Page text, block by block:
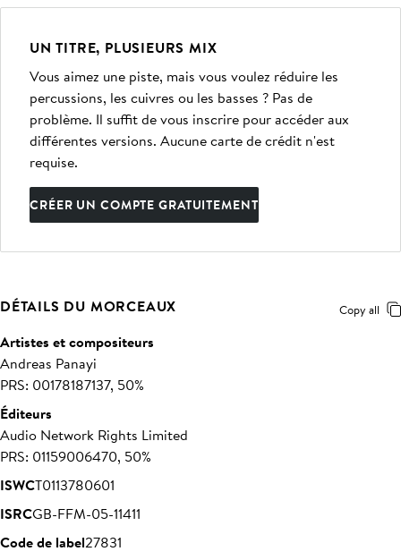
UN TITRE, PLUSIEURS MIX
Vous aimez une piste, mais vous voulez réduire les
percussions, les cuivres ou les basses ? Pas de
problème. Il suffit de vous inscrire pour accéder aux
différentes versions. Aucune carte de crédit n'est
requise.
CRÉER UN COMPTE GRATUITEMENT
DÉTAILS DU MORCEAUX Copy all
Artistes et compositeurs
Andreas Panayi
PRS: 00178187137, 50%
Éditeurs
Audio Network Rights Limited
PRS: 01159006470, 50%
ISWCT0113780601
ISRCGB-FFM-05-11411
Code de label27831